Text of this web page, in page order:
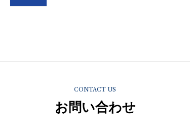
CONTACT US
お問い合わせ